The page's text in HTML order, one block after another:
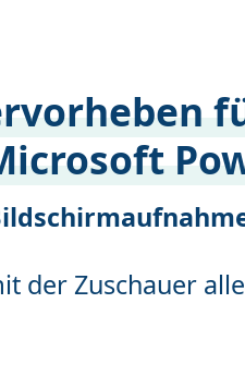
der Zuschauer